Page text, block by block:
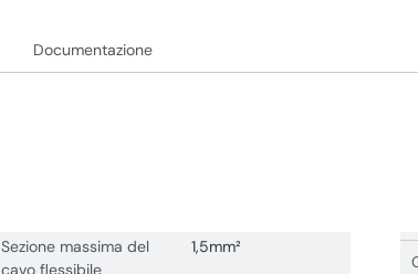
Documentazione
Sezione massima del
cavo flessibile
1,5mm²